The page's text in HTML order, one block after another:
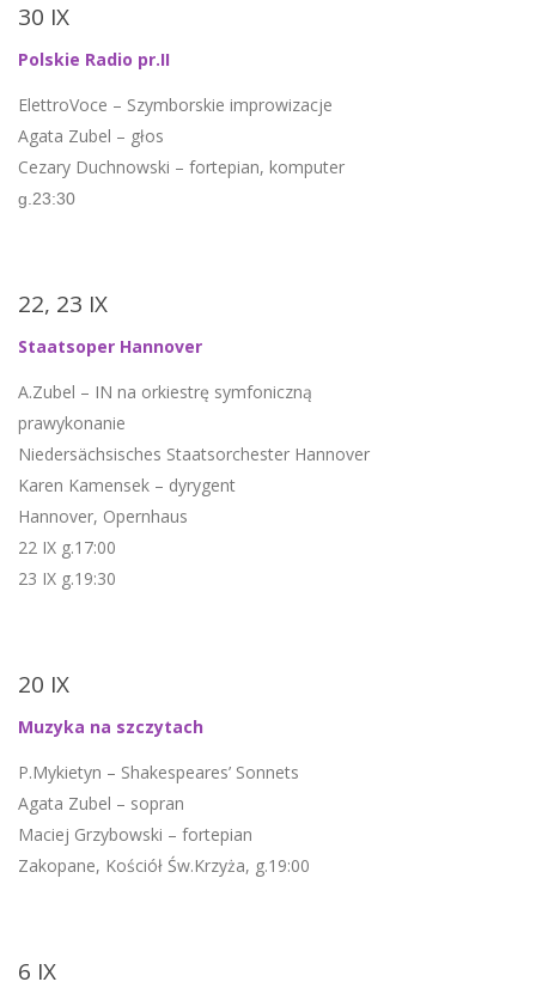
30 IX
Polskie Radio pr.II
ElettroVoce – Szymborskie improwizacje
Agata Zubel – głos
Cezary Duchnowski – fortepian, komputer
g.23:30
22, 23 IX
Staatsoper Hannover
A.Zubel – IN na orkiestrę symfoniczną
prawykonanie
Niedersächsisches Staatsorchester Hannover
Karen Kamensek – dyrygent
Hannover, Opernhaus
22 IX g.17:00
23 IX g.19:30
20 IX
Muzyka na szczytach
P.Mykietyn – Shakespeares’ Sonnets
Agata Zubel – sopran
Maciej Grzybowski – fortepian
Zakopane, Kościół Św.Krzyża, g.19:00
6 IX